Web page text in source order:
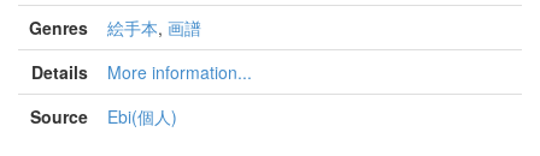
Genres
絵手本, 画譜
Details
More information...
Source
Ebi(個人)